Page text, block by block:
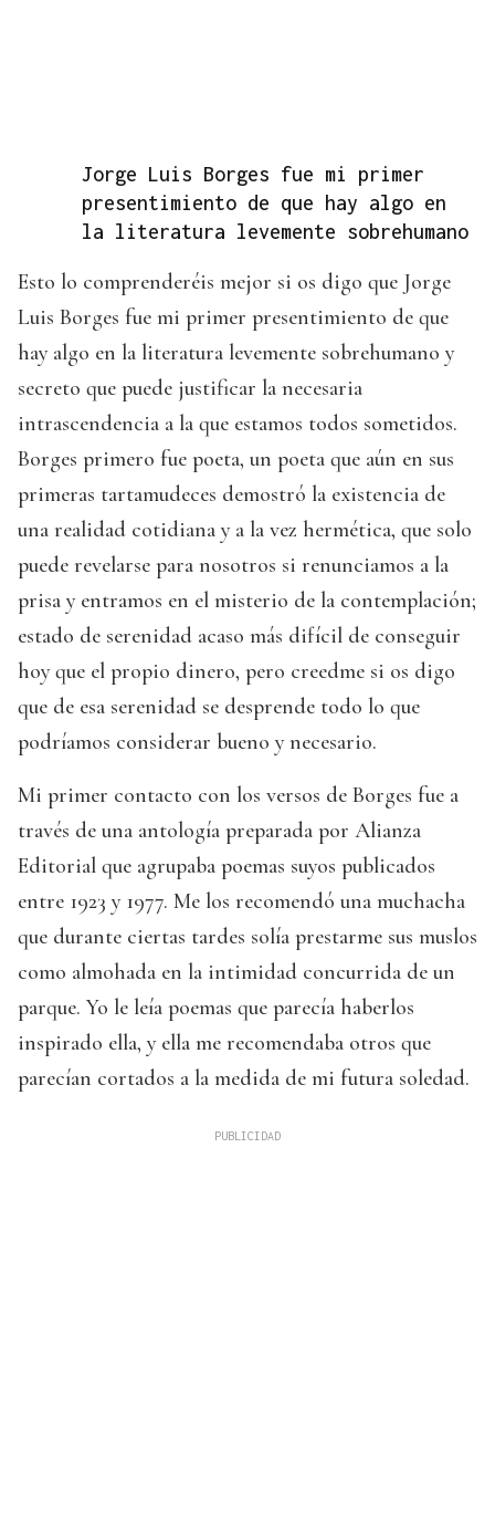
Jorge Luis Borges fue mi primer
presentimiento de que hay algo en
la literatura levemente sobrehumano
Esto lo comprenderéis mejor si os digo que Jorge
Luis Borges fue mi primer presentimiento de que
hay algo en la literatura levemente sobrehumano y
secreto que puede justificar la necesaria
intrascendencia a la que estamos todos sometidos.
Borges primero fue poeta, un poeta que aún en sus
primeras tartamudeces demostró la existencia de
una realidad cotidiana y a la vez hermética, que solo
puede revelarse para nosotros si renunciamos a la
prisa y entramos en el misterio de la contemplación;
estado de serenidad acaso más difícil de conseguir
hoy que el propio dinero, pero creedme si os digo
que de esa serenidad se desprende todo lo que
podríamos considerar bueno y necesario.
Mi primer contacto con los versos de Borges fue a
través de una antología preparada por Alianza
Editorial que agrupaba poemas suyos publicados
entre 1923 y 1977. Me los recomendó una muchacha
que durante ciertas tardes solía prestarme sus muslos
como almohada en la intimidad concurrida de un
parque. Yo le leía poemas que parecía haberlos
inspirado ella, y ella me recomendaba otros que
parecían cortados a la medida de mi futura soledad.